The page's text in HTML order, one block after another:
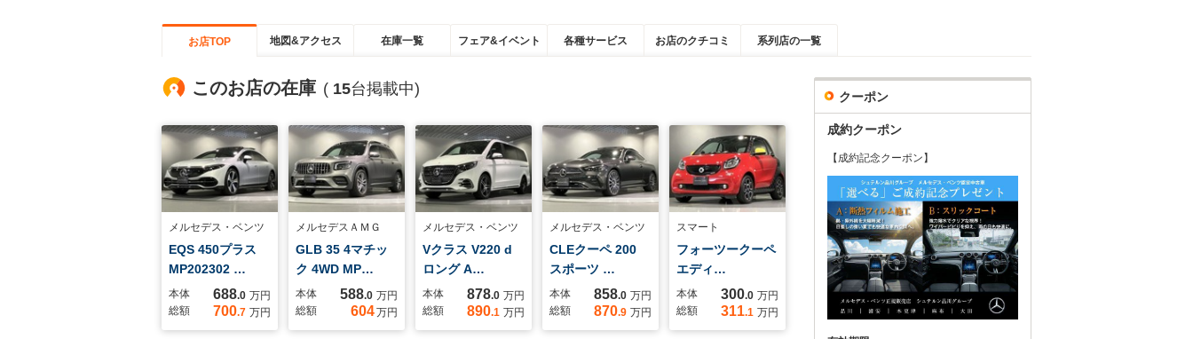
お店TOP 地図&アクセス 在庫一覧 フェア&イベント 各種サービス お店のクチコミ 系列店の一覧
このお店の在庫 ( 15台掲載中)
メルセデス・ベンツ
EQS 450プラス
MP202302 …
本体 688.0 万円
総額
700.7 万円
メルセデスＡＭＧ
GLB 35 4マチッ
ク 4WD MP…
本体 588.0 万円
総額
604万円
メルセデス・ベンツ
Vクラス V220 d
ロング A…
本体 878.0 万円
総額
890.1 万円
メルセデス・ベンツ
CLEクーペ 200
スポーツ …
本体 858.0 万円
総額
870.9 万円
スマート
フォーツークーペ
エディ…
本体 300.0 万円
総額
311.1 万円
クーポン
成約クーポン
【成約記念クーポン】